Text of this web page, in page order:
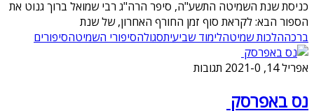
כניסת שנת השמיטה התשע"ה, סיפר הרה"ג רבי שמואל ברוך גנוט את
הספור הבא: לקראת סוף זמן החורף האחרון, של שנת
ברכההלכות שמיטהלימוד שביעיתסגולהסיפורי השמיטהסיפורים
אפריל 14, 2021
-0 תגובות
נס באפרסק